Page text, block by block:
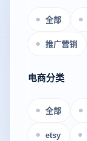
全部
推广营销
电商分类
全部
etsy